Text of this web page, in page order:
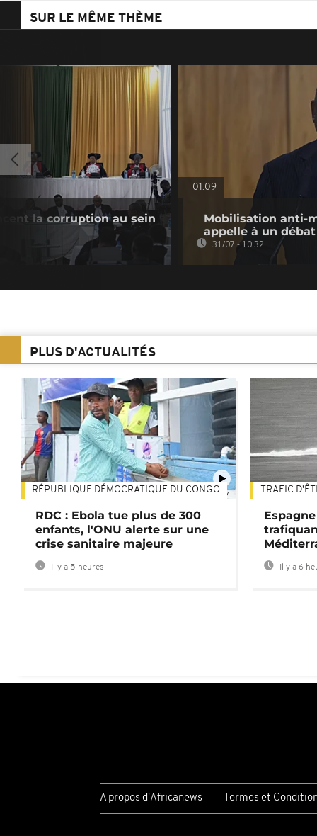
SUR LE MÊME THÈME
la corruption au sein
01:09
Mobilisation anti-
appelle à un
31/07 - 10:32
PLUS D'ACTUALITÉS
01:47
RÉPUBLIQUE DÉMOCRATIQUE DU CONGO
RDC : Ebola tue plus de 300
enfants, l'ONU alerte sur une
crise sanitaire majeure
Il y a 5 heures
TRAFIC
Il y a 6
A propos d'Africanews Termes et